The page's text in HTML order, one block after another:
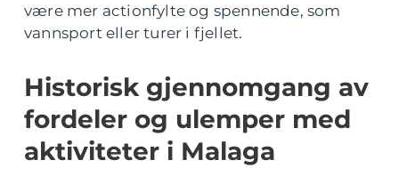
være mer actionfylte og spennende, som
vannsport eller turer i fjellet.
Historisk gjennomgang av
fordeler og ulemper med
aktiviteter i Malaga